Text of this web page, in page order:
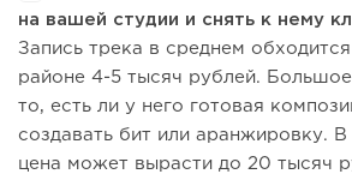
на вашей студии и снять к нему
Запись трека в среднем
районе 4-5 тысяч рублей. Большое
то, есть ли у него готовая
создавать бит или аранжировку. В
цена может вырасти до 20 тысяч